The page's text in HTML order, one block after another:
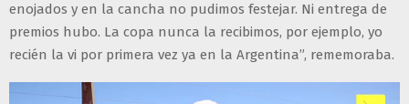
enojados y en la cancha no pudimos festejar. Ni entrega de
premios hubo. La copa nunca la recibimos, por ejemplo, yo
recién la vi por primera vez ya en la Argentina”, rememoraba.